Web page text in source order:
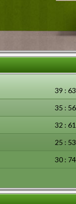
39 : 63
35 : 56
32 : 61
25 : 53
30 : 74